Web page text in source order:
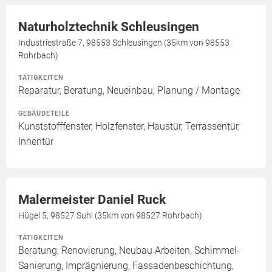
Naturholztechnik Schleusingen
Industriestraße 7, 98553 Schleusingen (35km von 98553
Rohrbach)
TÄTIGKEITEN
Reparatur, Beratung, Neueinbau, Planung / Montage
GEBÄUDETEILE
Kunststofffenster, Holzfenster, Haustür, Terrassentür,
Innentür
Malermeister Daniel Ruck
Hügel 5, 98527 Suhl (35km von 98527 Rohrbach)
TÄTIGKEITEN
Beratung, Renovierung, Neubau Arbeiten, Schimmel-
Sanierung, Imprägnierung, Fassadenbeschichtung,